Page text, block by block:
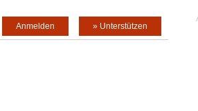
» Unterstützen
Anmelden